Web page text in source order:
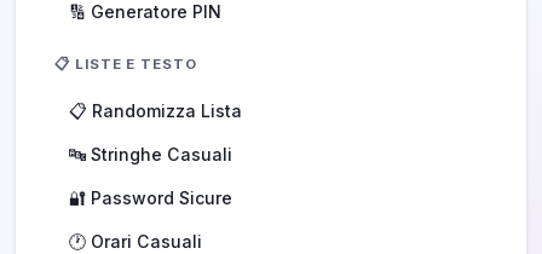
🔢 Generatore PIN
📋 LISTE E TESTO
📋 Randomizza Lista
🔤 Stringhe Casuali
🔐 Password Sicure
🕐 Orari Casuali